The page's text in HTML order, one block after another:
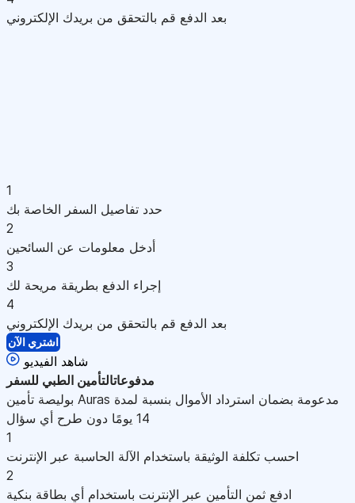
بعد الدفع قم بالتحقق من بريدك الإلكتروني
1
حدد تفاصيل السفر الخاصة بك
2
أدخل معلومات عن السائحين
3
إجراء الدفع بطريقة مريحة لك
4
بعد الدفع قم بالتحقق من بريدك الإلكتروني
اشتري الآن
شاهد الفيديو
مدفوعاتالتأمين الطبي للسفر
بوليصة تأمين Auras مدعومة بضمان استرداد الأموال بنسبة لمدة
14 يومًا دون طرح أي سؤال
1
احسب تكلفة الوثيقة باستخدام الآلة الحاسبة عبر الإنترنت
2
ادفع ثمن التأمين عبر الإنترنت باستخدام أي بطاقة بنكية